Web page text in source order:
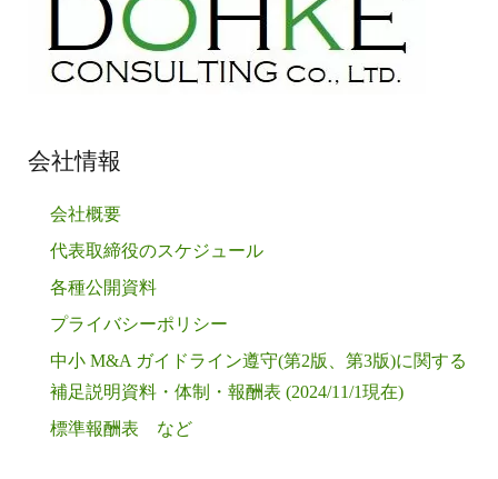
ョ
会社情報
会社概要
代表取締役のスケジュール
各種公開資料
プライバシーポリシー
中小 M&A ガイドライン遵守(第2版、第3版)に関する
補足説明資料・体制・報酬表 (2024/11/1現在)
標準報酬表 など